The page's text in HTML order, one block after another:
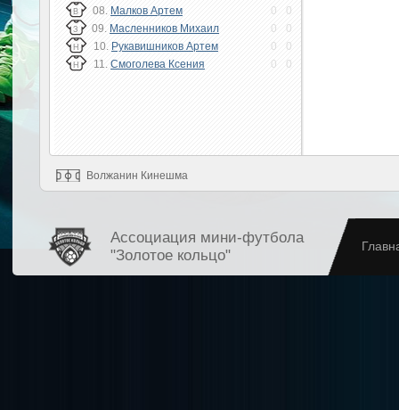
В 08. Малков Артем 0 0
З 09. Масленников Михаил 0 0
Н 10. Рукавишников Артем 0 0
Н 11. Смоголева Ксения 0 0
Волжанин Кинешма
Ассоциация мини-футбола
"Золотое кольцо"